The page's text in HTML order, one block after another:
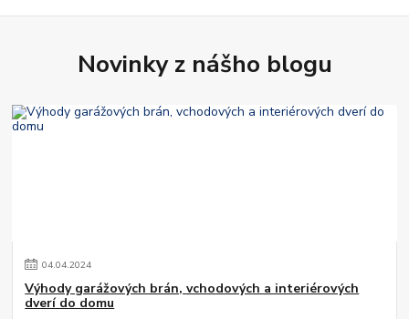
Novinky z nášho blogu
04.04.2024
Výhody garážových brán, vchodových a interiérových
dverí do domu